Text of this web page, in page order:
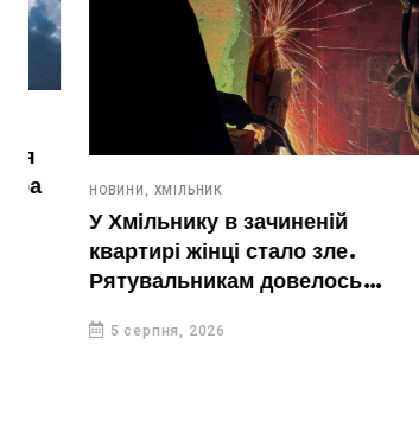
НОВИНИ, ХМІЛЬНИК
У Хмільнику в зачиненій
квартирі жінці стало зле.
Рятувальникам довелось
5 серпня, 2026